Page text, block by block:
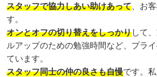
スタッフで協力しあい助けあって 、お
す。
オンとオフの切り替えをしっかりして
ルアップのための勉強時間など、プラ
ています。
スタッフ同士の仲の良さも自慢です。